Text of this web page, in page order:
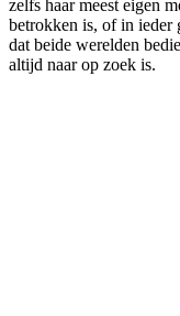
zelfs haar meest eigen
betrokken is, of in ieder
dat beide werelden
altijd naar op zoek is.